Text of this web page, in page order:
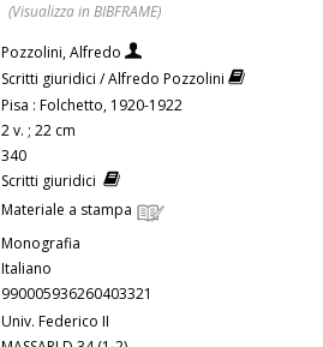
(Visualizza in BIBFRAME)
Pozzolini, Alfredo
Scritti giuridici / Alfredo Pozzolini
Pisa : Folchetto, 1920-1922
2 v. ; 22 cm
340
Scritti giuridici
Materiale a stampa
Monografia
Italiano
990005936260403321
Univ. Federico II